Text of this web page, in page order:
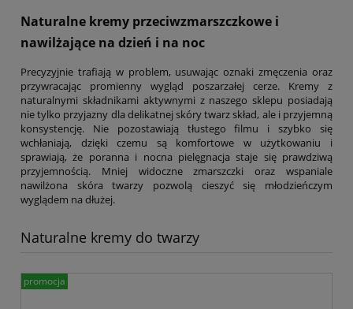
Naturalne kremy przeciwzmarszczkowe i
nawilżające na dzień i na noc
Precyzyjnie trafiają w problem, usuwając oznaki zmęczenia oraz
przywracając promienny wygląd poszarzałej cerze. Kremy z
naturalnymi składnikami aktywnymi z naszego sklepu posiadają
nie tylko przyjazny dla delikatnej skóry twarz skład, ale i przyjemną
konsystencję. Nie pozostawiają tłustego filmu i szybko się
wchłaniają, dzięki czemu są komfortowe w użytkowaniu i
sprawiają, że poranna i nocna pielęgnacja staje się prawdziwą
przyjemnością. Mniej widoczne zmarszczki oraz wspaniale
nawilżona skóra twarzy pozwolą cieszyć się młodzieńczym
wyglądem na dłużej.
Naturalne kremy do twarzy
promocja